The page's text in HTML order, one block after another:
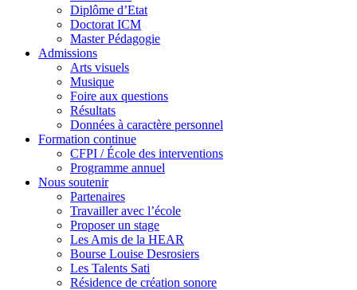
Diplôme d’Etat
Doctorat ICM
Master Pédagogie
Admissions
Arts visuels
Musique
Foire aux questions
Résultats
Données à caractère personnel
Formation continue
CFPI / École des interventions
Programme annuel
Nous soutenir
Partenaires
Travailler avec l’école
Proposer un stage
Les Amis de la HEAR
Bourse Louise Desrosiers
Les Talents Sati
Résidence de création sonore